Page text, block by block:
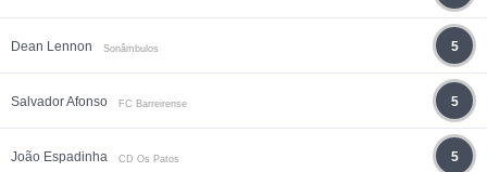
Dean Lennon Sonâmbulos 5
Salvador Afonso FC Barreirense 5
João Espadinha CD Os Patos 5